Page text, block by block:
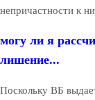
непричастности к
могу ли я
лишение...
Поскольку ВБ